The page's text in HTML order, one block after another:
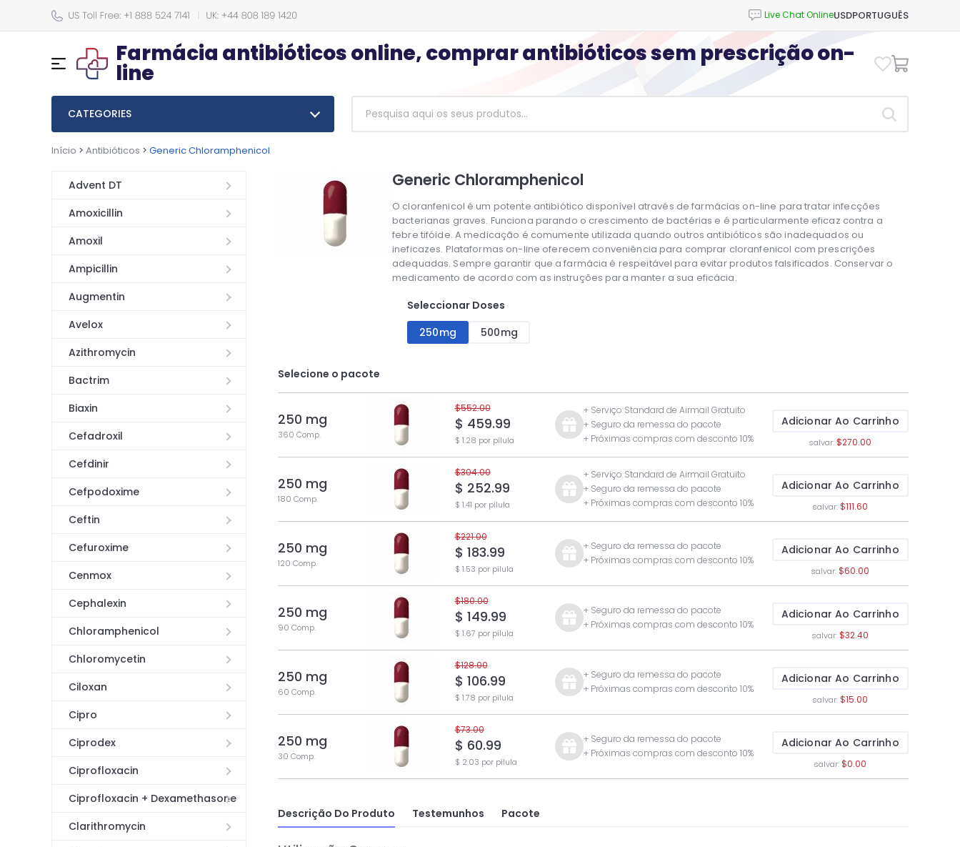
USDPORTUGUÊS
Farmácia antibióticos online, comprar antibióticos sem prescrição on-
line
CATEGORIES
Início > Antibióticos > Generic Chloramphenicol
Advent DT
Amoxicillin
Amoxil
Ampicillin
Augmentin
Avelox
Azithromycin
Bactrim
Biaxin
Cefadroxil
Cefdinir
Cefpodoxime
Ceftin
Cefuroxime
Cenmox
Cephalexin
Chloramphenicol
Chloromycetin
Ciloxan
Cipro
Ciprodex
Ciprofloxacin
Ciprofloxacin + Dexamethasone
Clarithromycin
Generic Chloramphenicol
O cloranfenicol é um potente antibiótico disponível através de farmácias on-line para tratar infecções
bacterianas graves. Funciona parando o crescimento de bactérias e é particularmente eficaz contra a
febre tifóide. A medicação é comumente utilizada quando outros antibióticos são inadequados ou
ineficazes. Plataformas on-line oferecem conveniência para comprar cloranfenicol com prescrições
adequadas. Sempre garantir que a farmácia é respeitável para evitar produtos falsificados. Conservar o
medicamento de acordo com as instruções para manter a sua eficácia.
Seleccionar Doses
250mg
500mg
Selecione o pacote
250 mg
360 Comp.
$552.00
$ 459.99
$ 1.28 por pílula
+ Serviço Standard de Airmail Gratuito
+ Seguro da remessa do pacote
+ Próximas compras com desconto 10%
Adicionar Ao Carrinho
salvar:$270.00
250 mg
180 Comp.
$304.00
$ 252.99
$ 1.41 por pílula
+ Serviço Standard de Airmail Gratuito
+ Seguro da remessa do pacote
+ Próximas compras com desconto 10%
Adicionar Ao Carrinho
salvar:$111.60
250 mg
120 Comp.
$221.00
$ 183.99
$ 1.53 por pílula
+ Seguro da remessa do pacote
+ Próximas compras com desconto 10%
Adicionar Ao Carrinho
salvar:$60.00
250 mg
90 Comp.
$180.00
$ 149.99
$ 1.67 por pílula
+ Seguro da remessa do pacote
+ Próximas compras com desconto 10%
Adicionar Ao Carrinho
salvar:$32.40
250 mg
60 Comp.
$128.00
$ 106.99
$ 1.78 por pílula
+ Seguro da remessa do pacote
+ Próximas compras com desconto 10%
Adicionar Ao Carrinho
salvar:$15.00
250 mg
30 Comp.
$73.00
$ 60.99
$ 2.03 por pílula
+ Seguro da remessa do pacote
+ Próximas compras com desconto 10%
Adicionar Ao Carrinho
salvar:$0.00
Descrição Do Produto Testemunhos Pacote